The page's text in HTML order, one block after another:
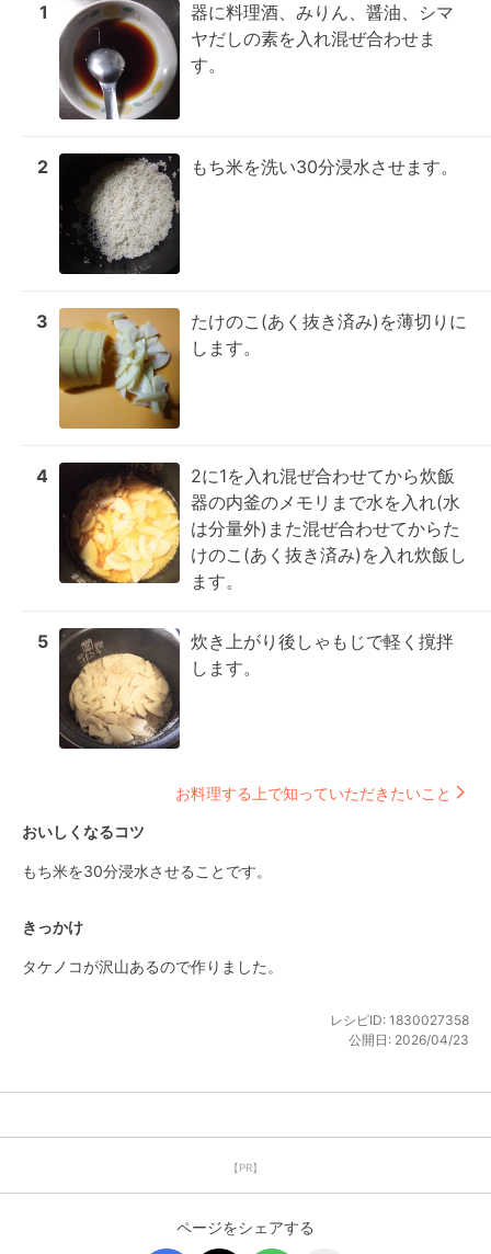
1
器に料理酒、みりん、醤油、シマ
ヤだしの素を入れ混ぜ合わせま
す。
2 もち米を洗い30分浸水させます。
3
たけのこ(あく抜き済み)を薄切りに
します。
4
2に1を入れ混ぜ合わせてから炊飯
器の内釜のメモリまで水を入れ(水
は分量外)また混ぜ合わせてからた
けのこ(あく抜き済み)を入れ炊飯し
ます。
5
炊き上がり後しゃもじで軽く撹拌
します。
お料理する上で知っていただきたいこと
おいしくなるコツ
もち米を30分浸水させることです。
きっかけ
タケノコが沢山あるので作りました。
レシピID: 1830027358
公開日: 2026/04/23
【PR】
ページをシェアする